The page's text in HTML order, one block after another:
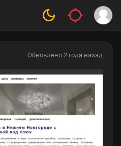
Обновлено 2 года назад